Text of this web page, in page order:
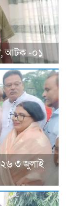
আটক -০১
৩ জুলাই